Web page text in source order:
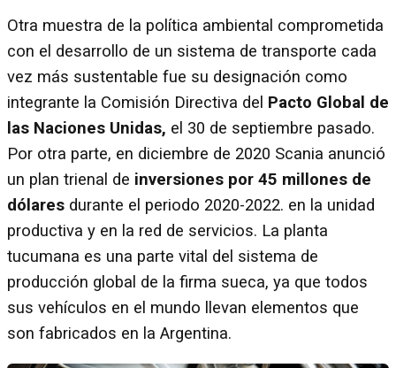
Otra muestra de la política ambiental comprometida
con el desarrollo de un sistema de transporte cada
vez más sustentable fue su designación como
integrante la Comisión Directiva del Pacto Global de
las Naciones Unidas, el 30 de septiembre pasado.
Por otra parte, en diciembre de 2020 Scania anunció
un plan trienal de inversiones por 45 millones de
dólares durante el periodo 2020-2022. en la unidad
productiva y en la red de servicios. La planta
tucumana es una parte vital del sistema de
producción global de la firma sueca, ya que todos
sus vehículos en el mundo llevan elementos que
son fabricados en la Argentina.